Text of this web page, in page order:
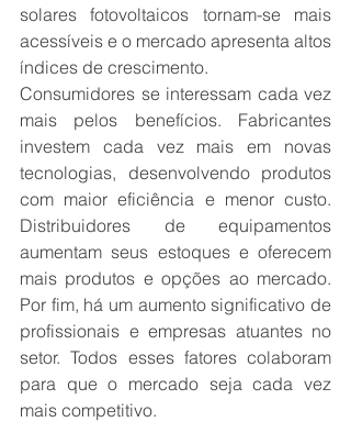
solares fotovoltaicos tornam-se mais
acessíveis e o mercado apresenta altos
índices de crescimento.
Consumidores se interessam cada vez
mais pelos benefícios. Fabricantes
investem cada vez mais em novas
tecnologias, desenvolvendo produtos
com maior eficiência e menor custo.
Distribuidores de equipamentos
aumentam seus estoques e oferecem
mais produtos e opções ao mercado.
Por fim, há um aumento significativo de
profissionais e empresas atuantes no
setor. Todos esses fatores colaboram
para que o mercado seja cada vez
mais competitivo.